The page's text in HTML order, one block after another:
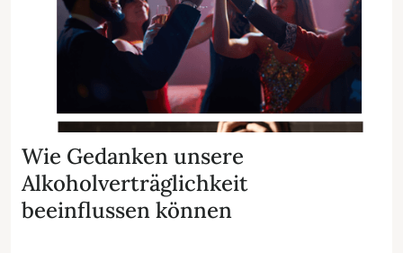
Wie Gedanken unsere
Alkoholverträglichkeit
beeinflussen können